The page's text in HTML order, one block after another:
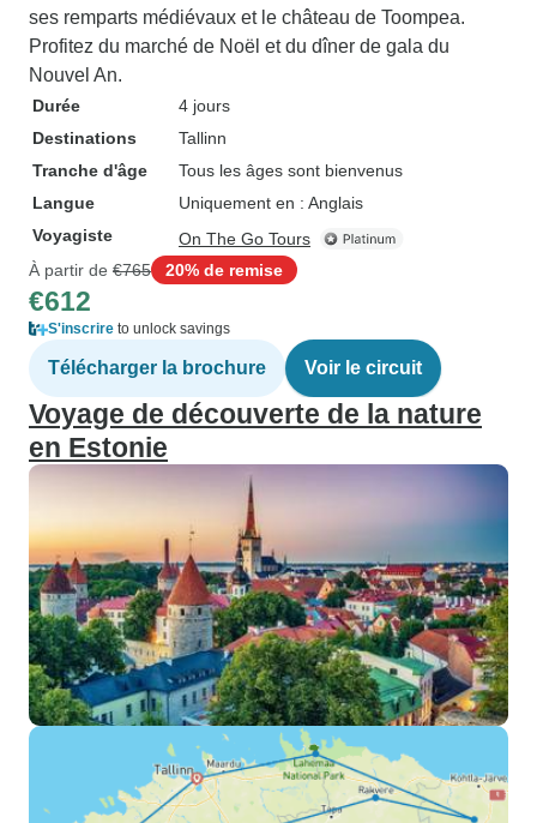
ses remparts médiévaux et le château de Toompea.
Profitez du marché de Noël et du dîner de gala du
Nouvel An.
Durée
4 jours
Destinations
Tallinn
Tranche d'âge
Tous les âges sont bienvenus
Langue
Uniquement en : Anglais
Voyagiste
On The Go Tours
À partir de €765 20% de remise
€612
S'inscrire to unlock savings
Télécharger la brochure Voir le circuit
Voyage de découverte de la nature
en Estonie